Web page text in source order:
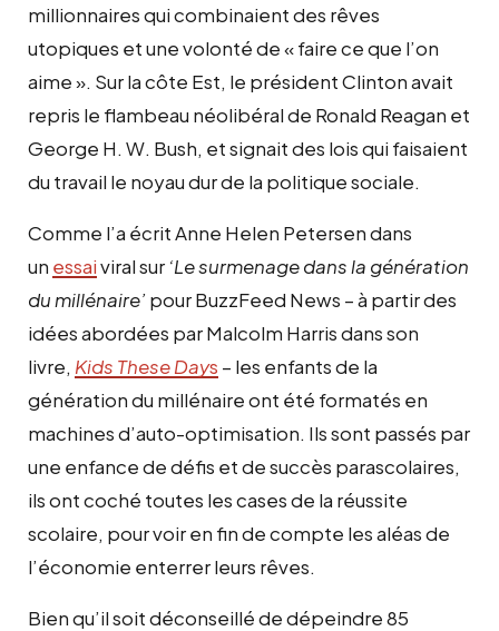
millionnaires qui combinaient des rêves
utopiques et une volonté de « faire ce que l’on
aime ». Sur la côte Est, le président Clinton avait
repris le flambeau néolibéral de Ronald Reagan et
George H. W. Bush, et signait des lois qui faisaient
du travail le noyau dur de la politique sociale.
Comme l’a écrit Anne Helen Petersen dans
un essaiviral sur ‘Le surmenage dans la génération
du millénaire’ pour BuzzFeed News – à partir des
idées abordées par Malcolm Harris dans son
livre, Kids These Days – les enfants de la
génération du millénaire ont été formatés en
machines d’auto-optimisation. Ils sont passés par
une enfance de défis et de succès parascolaires,
ils ont coché toutes les cases de la réussite
scolaire, pour voir en fin de compte les aléas de
l’économie enterrer leurs rêves.
Bien qu’il soit déconseillé de dépeindre 85